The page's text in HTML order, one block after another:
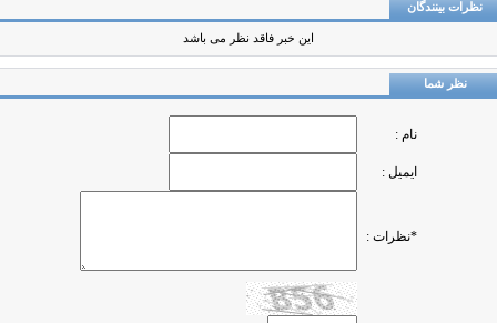
بینندگان
این خبر فاقد نظر می باشد
نظر شما
نام :
ایمیل :
*نظرات :